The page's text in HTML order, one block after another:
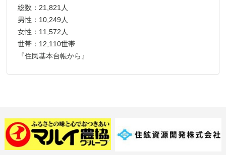
総数：21,821人
男性：10,249人
女性：11,572人
世帯：12,110世帯
『住民基本台帳から』